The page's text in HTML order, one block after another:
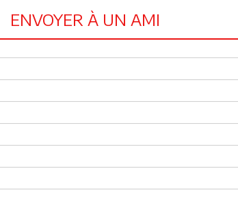
ENVOYER À UN AMI